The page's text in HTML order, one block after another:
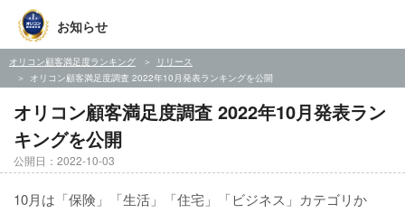
お知らせ
オリコン顧客満足度ランキング
リリース
オリコン顧客満足度調査 2022年10月発表ランキングを公開
オリコン顧客満足度調査 2022年10月発表ラン
キングを公開
公開日：2022-10-03
10月は「保険」「生活」「住宅」「ビジネス」カテゴリか